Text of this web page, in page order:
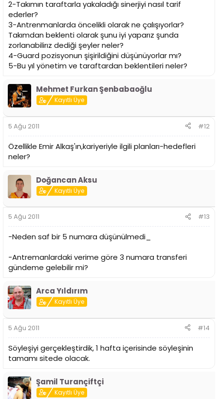
2-Takımın taraftarla yakaladığı sinerjiyi nasıl tarif
ederler?
3-Antrenmanlarda öncelikli olarak ne çalışıyorlar?
Takımdan beklenti olarak şunu iyi yaparız şunda
zorlanabilirız dediği şeyler neler?
4-Guard pozisyonun şişirildiğini düşünüyorlar mı?
5-Bu yıl yönetim ve taraftardan beklentileri neler?
Mehmet Furkan Şenbabaoğlu
Kayıtlı Üye
5 Ağu 2011 #12
Özellikle Emir Alkaş'ın,kariyeriyle ilgili planları-hedefleri
neler?
Doğancan Aksu
Kayıtlı Üye
5 Ağu 2011 #13
-Neden saf bir 5 numara düşünülmedi_
-Antremanlardaki verime göre 3 numara transferi
gündeme gelebilir mi?
Arca Yıldırım
Kayıtlı Üye
5 Ağu 2011 #14
Söyleşiyi gerçekleştirdik, 1 hafta içerisinde söyleşinin
tamamı sitede olacak.
Şamil Turançiftçi
Kayıtlı Üye